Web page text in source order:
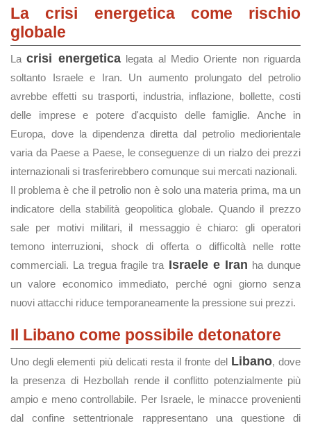
La crisi energetica come rischio
globale
Lacrisi energeticalegata al Medio Oriente non riguarda
soltanto Israele e Iran. Un aumento prolungato del petrolio
avrebbe effetti su trasporti, industria, inflazione, bollette, costi
delle imprese e potere d'acquisto delle famiglie. Anche in
Europa, dove la dipendenza diretta dal petrolio mediorientale
varia da Paese a Paese, le conseguenze di un rialzo dei prezzi
internazionali si trasferirebbero comunque sui mercati nazionali.
Il problema è che il petrolio non è solo una materia prima, ma un
indicatore della stabilità geopolitica globale. Quando il prezzo
sale per motivi militari, il messaggio è chiaro: gli operatori
temono interruzioni, shock di offerta o difficoltà nelle rotte
commerciali. La tregua fragile tra Israele e Iran ha dunque
un valore economico immediato, perché ogni giorno senza
nuovi attacchi riduce temporaneamente la pressione sui prezzi.
Il Libano come possibile detonatore
Uno degli elementi più delicati resta il fronte del Libano, dove
la presenza di Hezbollah rende il conflitto potenzialmente più
ampio e meno controllabile. Per Israele, le minacce provenienti
dal confine settentrionale rappresentano una questione di